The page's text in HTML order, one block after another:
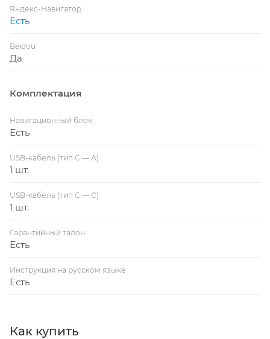
Яндекс-Навигатор
Есть
Beidou
Да
Комплектация
Навигационный блок
Есть
USB-кабель (тип C — A)
1 шт.
USB-кабель (тип C — C)
1 шт.
Гарантийный талон
Есть
Инструкция на русском языке
Есть
Как купить